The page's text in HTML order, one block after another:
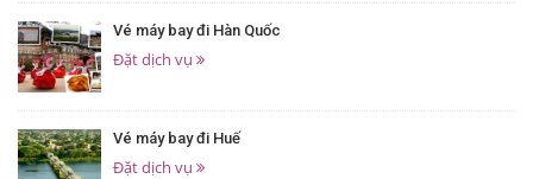
Vé máy bay đi Hàn Quốc
Đặt dịch vụ
Vé máy bay đi Huế
Đặt dịch vụ